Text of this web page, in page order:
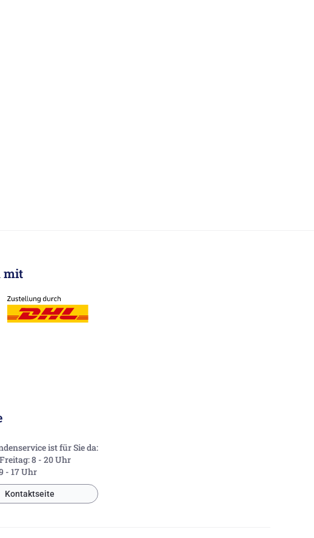
mit
ist für Sie da:
8 - 20 Uhr
- 17 Uhr
Kontaktseite